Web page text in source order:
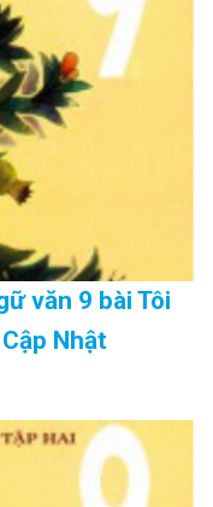
văn 9 bài Tôi
Nhật